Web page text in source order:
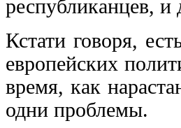
республиканцев, и
Кстати говоря,
европейских
время, как
одни проблемы.